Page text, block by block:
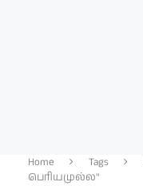
Home Tags
பெரியமுல்ல"